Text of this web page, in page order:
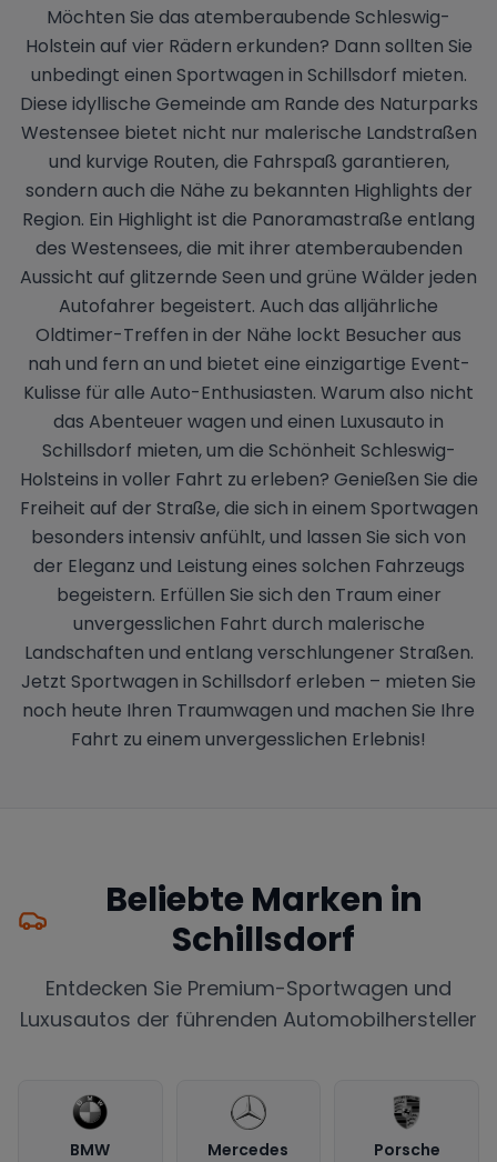
Möchten Sie das atemberaubende Schleswig-
Holstein auf vier Rädern erkunden? Dann sollten Sie
unbedingt einen Sportwagen in Schillsdorf mieten.
Diese idyllische Gemeinde am Rande des Naturparks
Westensee bietet nicht nur malerische Landstraßen
und kurvige Routen, die Fahrspaß garantieren,
sondern auch die Nähe zu bekannten Highlights der
Region. Ein Highlight ist die Panoramastraße entlang
des Westensees, die mit ihrer atemberaubenden
Aussicht auf glitzernde Seen und grüne Wälder jeden
Autofahrer begeistert. Auch das alljährliche
Oldtimer-Treffen in der Nähe lockt Besucher aus
nah und fern an und bietet eine einzigartige Event-
Kulisse für alle Auto-Enthusiasten. Warum also nicht
das Abenteuer wagen und einen Luxusauto in
Schillsdorf mieten, um die Schönheit Schleswig-
Holsteins in voller Fahrt zu erleben? Genießen Sie die
Freiheit auf der Straße, die sich in einem Sportwagen
besonders intensiv anfühlt, und lassen Sie sich von
der Eleganz und Leistung eines solchen Fahrzeugs
begeistern. Erfüllen Sie sich den Traum einer
unvergesslichen Fahrt durch malerische
Landschaften und entlang verschlungener Straßen.
Jetzt Sportwagen in Schillsdorf erleben – mieten Sie
noch heute Ihren Traumwagen und machen Sie Ihre
Fahrt zu einem unvergesslichen Erlebnis!
Beliebte Marken in
Schillsdorf
Entdecken Sie Premium-Sportwagen und
Luxusautos der führenden Automobilhersteller
BMW Mercedes Porsche